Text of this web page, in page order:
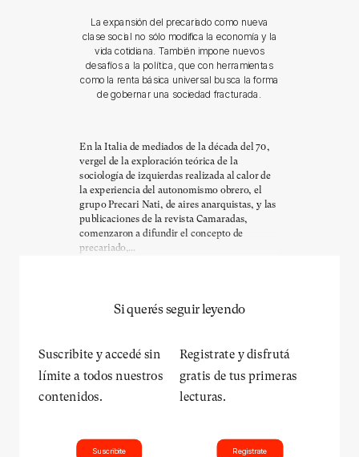
La expansión del precariado como nueva
clase social no sólo modifica la economía y la
vida cotidiana. También impone nuevos
desafíos a la política, que con herramientas
como la renta básica universal busca la forma
de gobernar una sociedad fracturada.
En la Italia de mediados de la década del 70,
vergel de la exploración teórica de la
sociología de izquierdas realizada al calor de
la experiencia del autonomismo obrero, el
grupo Precari Nati, de aires anarquistas, y las
publicaciones de la revista Camaradas,
comenzaron a difundir el concepto de
precariado,...
Si querés seguir leyendo
Suscribite y accedé sin
límite a todos nuestros
contenidos.
Suscribite
Registrate y disfrutá
gratis de tus primeras
lecturas.
Registrate